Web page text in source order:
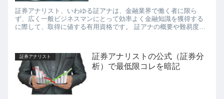
証券アナリスト、いわゆる証アナは、金融業界で働く者に限ら
ず、広く一般ビジネスマンにとって効率よく金融知識を獲得する
に際して、取得に値する有用資格です。 証アナの概要や難易度、
証券アナリスト
証券アナリストの公式（証券分
析）で最低限コレを暗記